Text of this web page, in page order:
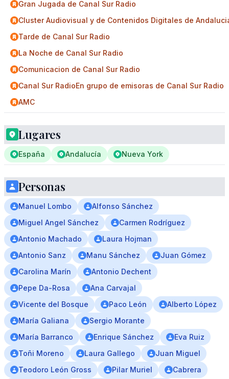
Gran Jugada de Canal Sur Radio
Cluster Audiovisual y de Contenidos Digitales de
Tarde de Canal Sur Radio
La Noche de Canal Sur Radio
Comunicacion de Canal Sur Radio
Canal Sur RadioEn grupo de emisoras de Canal Sur Radio
AMC
Lugares
España Andalucía Nueva York
Personas
Manuel Lombo
Alfonso Sánchez
Miguel Angel Sánchez
Carmen Rodríguez
Antonio Machado
Laura Hojman
Antonio Sanz
Manu Sánchez
Juan Gómez
Carolina Marín
Antonio Dechent
Pepe Da-Rosa
Ana Carvajal
Vicente del Bosque
Paco León
Alberto López
María Galiana
Sergio Morante
María Barranco
Enrique Sánchez
Eva Ruiz
Toñi Moreno
Laura Gallego
Juan Miguel
Teodoro León Gross
Pilar Muriel
Cabrera